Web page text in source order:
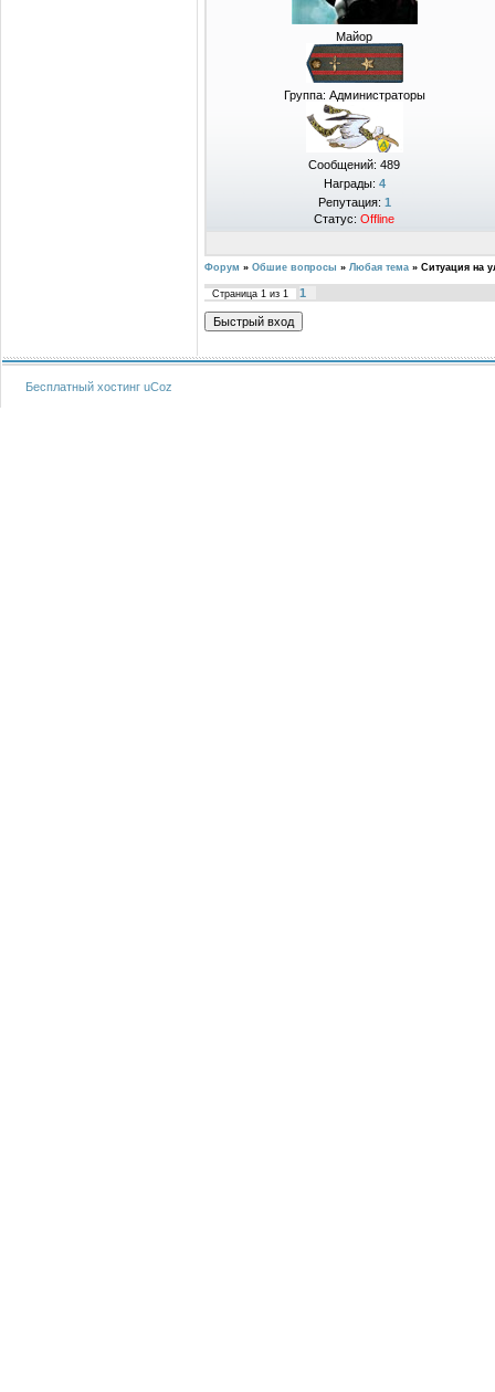
Майор
Группа: Администраторы
Сообщений: 489
Награды: 4
Репутация: 1
Статус: Offline
Форум » Обшие вопросы » Любая тема » Ситуация на
Страница 1 из 1 1
Бесплатный хостинг uCoz